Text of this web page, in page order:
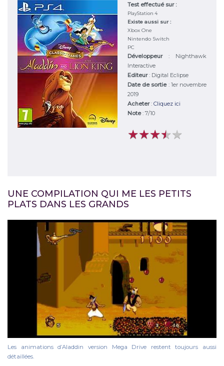
Test effectué sur :
PlayStation 4
Existe aussi sur :
Xbox One
Nintendo Switch
PC
Développeur : Nighthawk
Interactive
Editeur: Digital Eclipse
Date de sortie : 1er novembre
2019
Acheter: Cliquez ici
Note: 7/10
★★★★★
★★★★★
UNE COMPILATION QUI ME LES PETITS
PLATS DANS LES GRANDS
Les animations d’Aladdin version Mega Drive restent toujours aussi
détaillées.